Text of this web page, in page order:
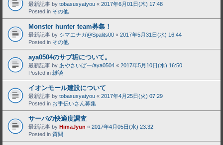
最新記事 by tobasusyatyou « 2017年6月01日(木) 17:48
Posted in その他
Monster hunter team募集！
最新記事 by シマエナガ@Spalits00 « 2017年5月31日(水) 16:44
Posted in その他
aya0504のサブ垢について。
最新記事 by あやさいばー/aya0504 « 2017年5月10日(水) 16:50
Posted in 雑談
イオンモール建設について
最新記事 by tobasusyatyou « 2017年4月25日(火) 07:29
Posted in お手伝いさん募集
サーバの快適度調査
最新記事 by HimaJyun « 2017年4月05日(水) 23:32
Posted in 質問